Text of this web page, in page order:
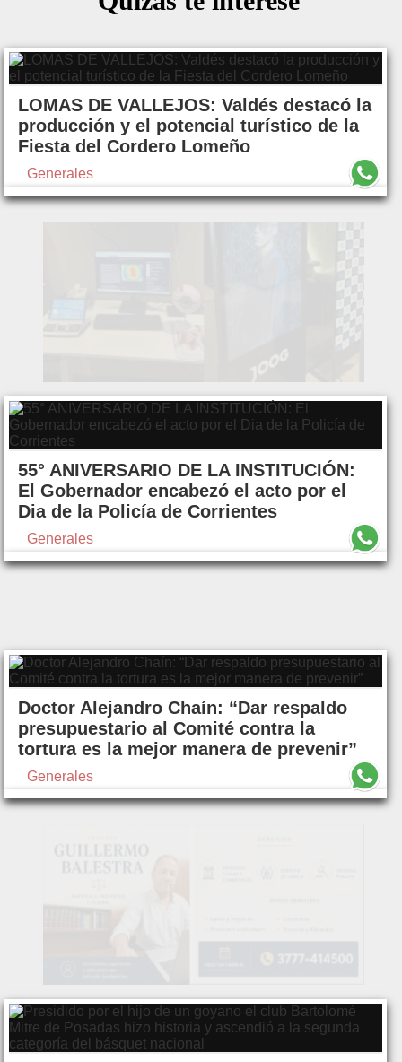
LOMAS DE VALLEJOS: Valdés destacó la
producción y el potencial turístico de la
Fiesta del Cordero Lomeño
Generales
55° ANIVERSARIO DE LA INSTITUCIÓN:
El Gobernador encabezó el acto por el
Dia de la Policía de Corrientes
Generales
Doctor Alejandro Chaín: “Dar respaldo
presupuestario al Comité contra la
tortura es la mejor manera de prevenir”
Generales